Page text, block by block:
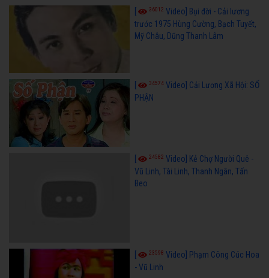
36012 Video] Bụi đời - Cải lương
trước 1975 Hùng Cường, Bạch Tuyết,
Mỹ Châu, Dũng Thanh Lâm
34574 Video] Cải Lương Xã Hội: SỐ
PHẬN
24582 Video] Kẻ Chợ Người Quê -
Vũ Linh, Tài Linh, Thanh Ngân, Tấn
Beo
23598 Video] Phạm Công Cúc Hoa
- Vũ Linh